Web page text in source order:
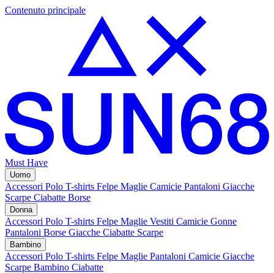
Contenuto principale
Must Have
Uomo
Accessori Polo T-shirts Felpe Maglie Camicie Pantaloni Giacche
Scarpe Ciabatte Borse
Donna
Accessori Polo T-shirts Felpe Maglie Vestiti Camicie Gonne
Pantaloni Borse Giacche Ciabatte Scarpe
Bambino
Accessori Polo T-shirts Felpe Maglie Pantaloni Camicie Giacche
Scarpe Bambino Ciabatte